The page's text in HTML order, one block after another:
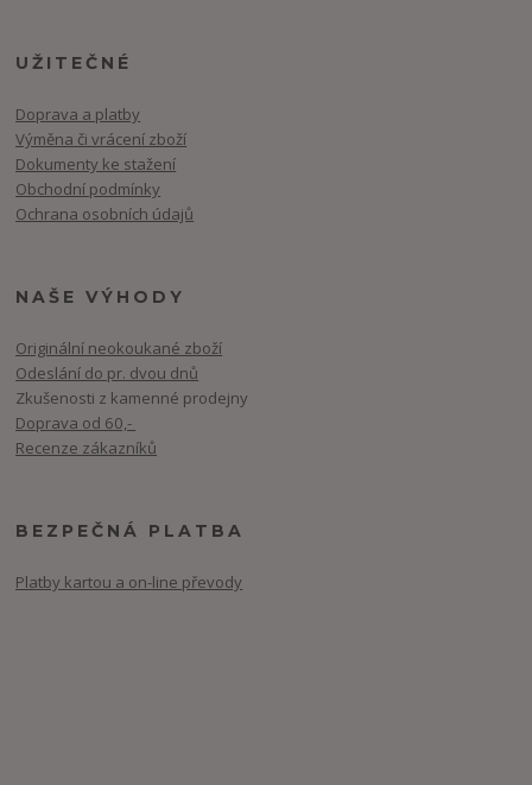
UŽITEČNÉ
Doprava a platby
Výměna či vrácení zboží
Dokumenty ke stažení
Obchodní podmínky
Ochrana osobních údajů
NAŠE VÝHODY
Originální neokoukané zboží
Odeslání do pr. dvou dnů
Zkušenosti z kamenné prodejny
Doprava od 60,-
Recenze zákazníků
BEZPEČNÁ PLATBA
Platby kartou a on-line převody